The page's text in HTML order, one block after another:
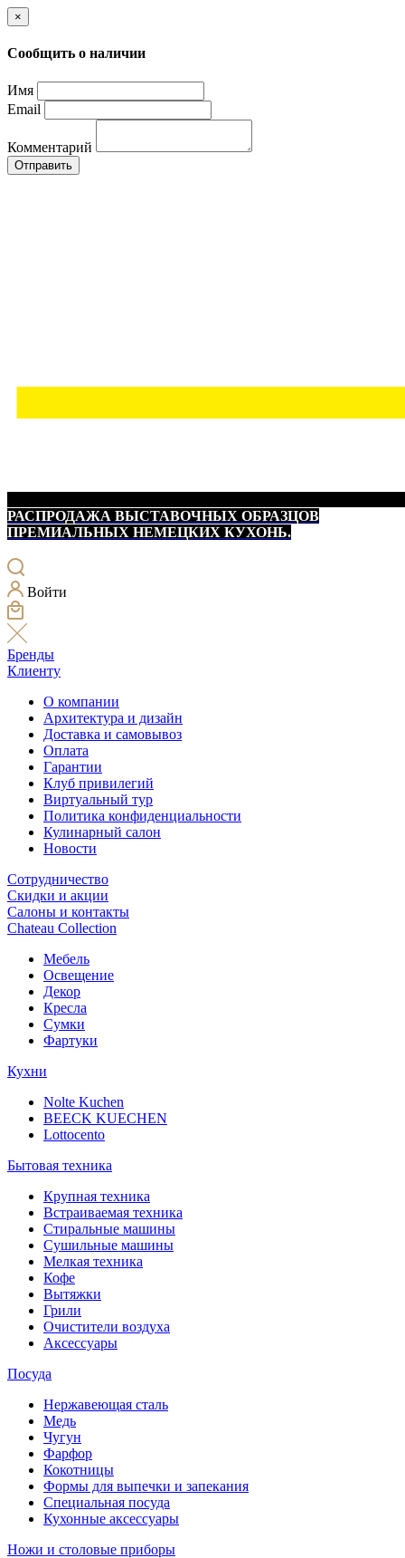
×
Сообщить о наличии
Имя
Email
Комментарий
Отправить
РАСПРОДАЖА ВЫСТАВОЧНЫХ ОБРАЗЦОВ
ПРЕМИАЛЬНЫХ НЕМЕЦКИХ КУХОНЬ.
Войти
Бренды
Клиенту
О компании
Архитектура и дизайн
Доставка и самовывоз
Оплата
Гарантии
Клуб привилегий
Виртуальный тур
Политика конфиденциальности
Кулинарный салон
Новости
Сотрудничество
Скидки и акции
Салоны и контакты
Chateau Collection
Мебель
Освещение
Декор
Кресла
Сумки
Фартуки
Кухни
Nolte Kuchen
BEECK KUECHEN
Lottocento
Бытовая техника
Крупная техника
Встраиваемая техника
Стиральные машины
Сушильные машины
Мелкая техника
Кофе
Вытяжки
Грили
Очистители воздуха
Аксессуары
Посуда
Нержавеющая сталь
Медь
Чугун
Фарфор
Кокотницы
Формы для выпечки и запекания
Специальная посуда
Кухонные аксессуары
Ножи и столовые приборы